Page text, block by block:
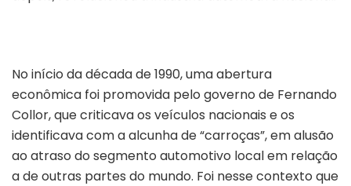
No início da década de 1990, uma abertura
econômica foi promovida pelo governo de Fernando
Collor, que criticava os veículos nacionais e os
identificava com a alcunha de “carroças”, em alusão
ao atraso do segmento automotivo local em relação
a de outras partes do mundo. Foi nesse contexto que